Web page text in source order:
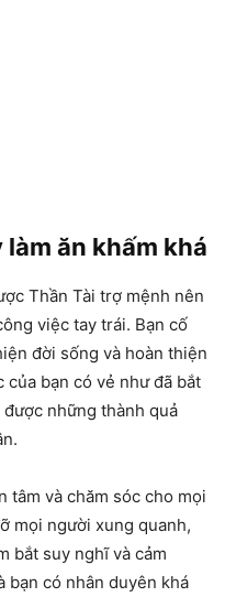
làm ăn khấm khá
Thần Tài trợ mệnh nên
việc tay trái. Bạn cố
đời sống và hoàn thiện
của bạn có vẻ như đã bắt
những thành quả
tâm và chăm sóc cho mọi
mọi người xung quanh,
bắt suy nghĩ và cảm
bạn có nhân duyên khá